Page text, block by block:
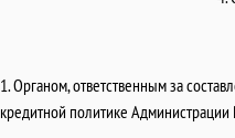
1. Органом, ответственным за
кредитной политике